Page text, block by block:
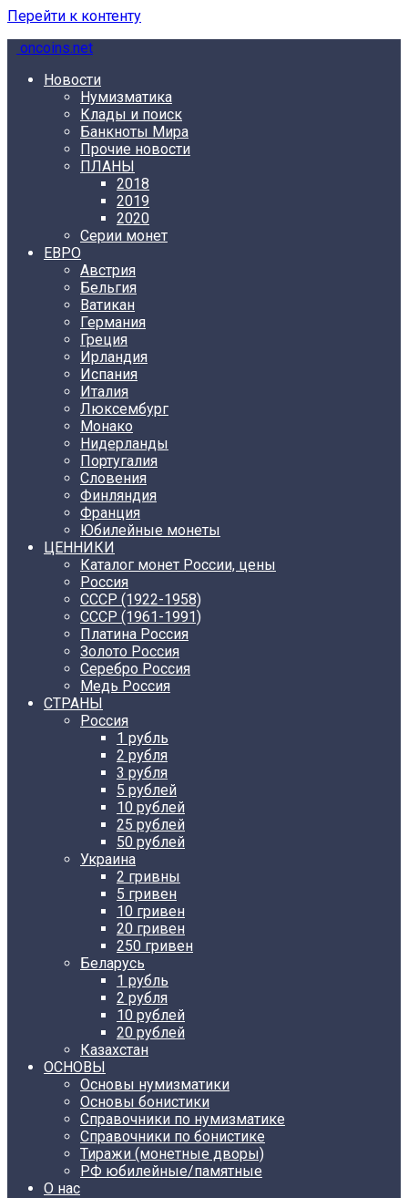
Перейти к контенту
oncoins.net
Новости
Нумизматика
Клады и поиск
Банкноты Мира
Прочие новости
ПЛАНЫ
2018
2019
2020
Серии монет
ЕВРО
Австрия
Бельгия
Ватикан
Германия
Греция
Ирландия
Испания
Италия
Люксембург
Монако
Нидерланды
Португалия
Словения
Финляндия
Франция
Юбилейные монеты
ЦЕННИКИ
Каталог монет России, цены
Россия
СССР (1922-1958)
CCCР (1961-1991)
Платина Россия
Золото Россия
Серебро Россия
Медь Россия
СТРАНЫ
Россия
1 рубль
2 рубля
3 рубля
5 рублей
10 рублей
25 рублей
50 рублей
Украина
2 гривны
5 гривен
10 гривен
20 гривен
250 гривен
Беларусь
1 рубль
2 рубля
10 рублей
20 рублей
Казахстан
ОСНОВЫ
Основы нумизматики
Основы бонистики
Справочники по нумизматике
Справочники по бонистике
Тиражи (монетные дворы)
РФ юбилейные/памятные
О нас